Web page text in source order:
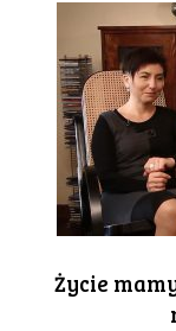
Życie